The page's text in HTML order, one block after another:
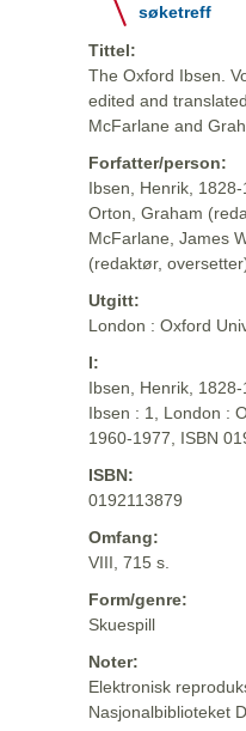
søketreff
Tittel:
The Oxford Ibsen.
edited and
McFarlane and
Forfatter/person:
Ibsen, Henrik,
Orton, Graham
McFarlane, James
(redaktør,
Utgitt:
London : Oxford
I:
Ibsen, Henrik,
Ibsen : 1, London :
1960-1977, ISBN
ISBN:
0192113879
Omfang:
VIII, 715 s.
Form/genre:
Skuespill
Noter:
Elektronisk
Nasjonalbiblioteket